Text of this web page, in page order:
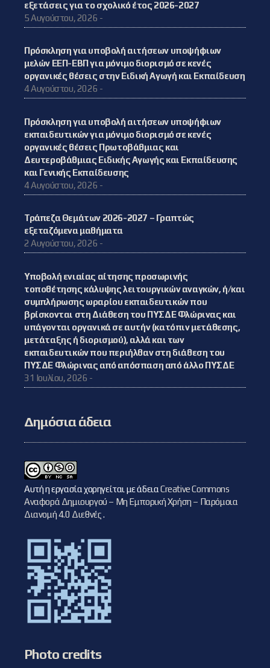
εξετάσεις για το σχολικό έτος 2026-2027
5 Αυγούστου, 2026 -
Πρόσκληση για υποβολή αιτήσεων υποψήφιων
μελών ΕΕΠ-ΕΒΠ για μόνιμο διορισμό σε κενές
οργανικές θέσεις στην Ειδική Αγωγή και Εκπαίδευση
4 Αυγούστου, 2026 -
Πρόσκληση για υποβολή αιτήσεων υποψήφιων
εκπαιδευτικών για μόνιμο διορισμό σε κενές
οργανικές θέσεις Πρωτοβάθμιας και
Δευτεροβάθμιας Ειδικής Αγωγής και Εκπαίδευσης
και Γενικής Εκπαίδευσης
4 Αυγούστου, 2026 -
Τράπεζα Θεμάτων 2026-2027 – Γραπτώς
εξεταζόμενα μαθήματα
2 Αυγούστου, 2026 -
Υποβολή ενιαίας αίτησης προσωρινής
τοποθέτησης κάλυψης λειτουργικών αναγκών, ή/και
συμπλήρωσης ωραρίου εκπαιδευτικών που
βρίσκονται στη Διάθεση του ΠΥΣΔΕ Φλώρινας και
υπάγονται οργανικά σε αυτήν (κατόπιν μετάθεσης,
μετάταξης ή διορισμού), αλλά και των
εκπαιδευτικών που περιήλθαν στη διάθεση του
ΠΥΣΔΕ Φλώρινας από απόσπαση από άλλο ΠΥΣΔΕ
31 Ιουλίου, 2026 -
Δημόσια άδεια
Αυτή η εργασία χορηγείται με άδειαCreative Commons
Αναφορά Δημιουργού – Μη Εμπορική Χρήση – Παρόμοια
Διανομή 4.0 Διεθνές.
Photo credits